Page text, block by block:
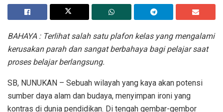
BAHAYA : Terlihat salah satu plafon kelas yang mengalami
kerusakan parah dan sangat berbahaya bagi pelajar saat
proses belajar berlangsung.
SB, NUNUKAN – Sebuah wilayah yang kaya akan potensi
sumber daya alam dan budaya, menyimpan ironi yang
kontras di dunia pendidikan. Di tengah gembar-gembor